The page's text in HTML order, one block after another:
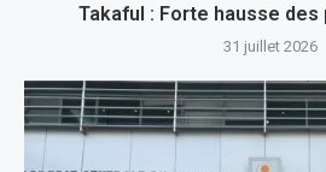
Takaful : Forte hausse des
31 juillet 2026